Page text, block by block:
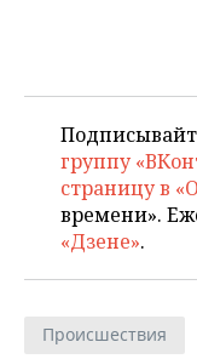
группу
страницу в
времени».
«Дзене».
Происшествия